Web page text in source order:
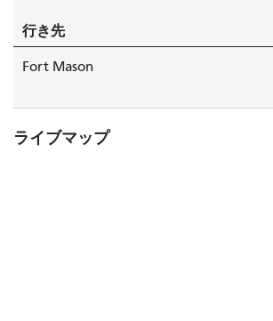
行き先
Fort Mason
ライブマップ